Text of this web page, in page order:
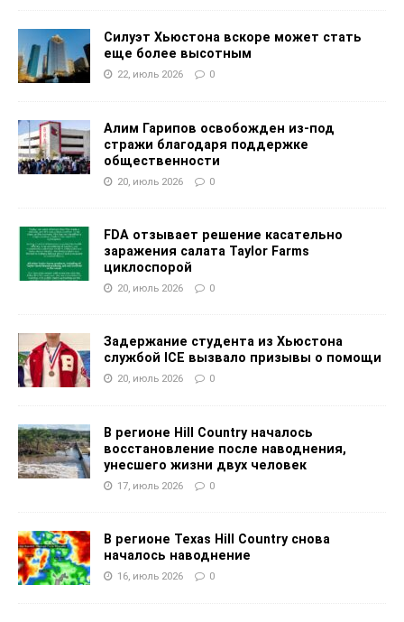
Силуэт Хьюстона вскоре может стать
еще более высотным
22, июль 2026 0
Алим Гарипов освобожден из-под
стражи благодаря поддержке
общественности
20, июль 2026 0
FDA отзывает решение касательно
заражения салата Taylor Farms
циклоспорой
20, июль 2026 0
Задержание студента из Хьюстона
службой ICE вызвало призывы о помощи
20, июль 2026 0
В регионе Hill Country началось
восстановление после наводнения,
унесшего жизни двух человек
17, июль 2026 0
В регионе Texas Hill Country снова
началось наводнение
16, июль 2026 0